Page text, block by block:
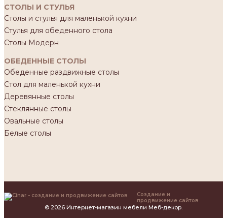
СТОЛЫ И СТУЛЬЯ
Столы и стулья для маленькой кухни
Стулья для обеденного стола
Столы Модерн
ОБЕДЕННЫЕ СТОЛЫ
Обеденные раздвижные столы
Стол для маленькой кухни
Деревянные столы
Стеклянные столы
Овальные столы
Белые столы
Создание и
продвижение сайтов
© 2026 Интернет-магазин мебели Меб-декор.